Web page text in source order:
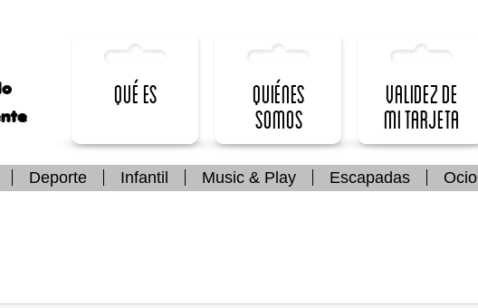
Qué es
Quiénes
somos
Validez de
mi Tarjeta
Deporte Infantil Music & Play Escapadas Ocio